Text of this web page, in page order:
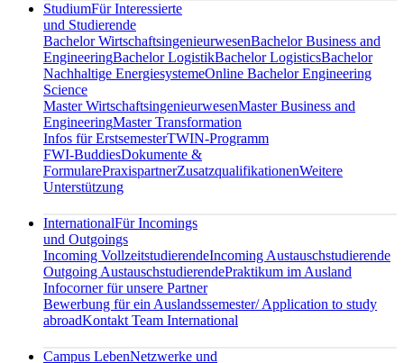
StudiumFür Interessierte
und Studierende
Bachelor WirtschaftsingenieurwesenBachelor Business and
EngineeringBachelor LogistikBachelor LogisticsBachelor
Nachhaltige EnergiesystemeOnline Bachelor Engineering
Science
Master WirtschaftsingenieurwesenMaster Business and
EngineeringMaster Transformation
Infos für ErstsemesterTWIN-Programm
FWI-BuddiesDokumente &
FormularePraxispartnerZusatzqualifikationenWeitere
Unterstützung
InternationalFür Incomings
und Outgoings
Incoming VollzeitstudierendeIncoming Austauschstudierende
Outgoing AustauschstudierendePraktikum im Ausland
Infocorner für unsere Partner
Bewerbung für ein Auslandssemester/ Application to study
abroadKontakt Team International
Campus LebenNetzwerke und